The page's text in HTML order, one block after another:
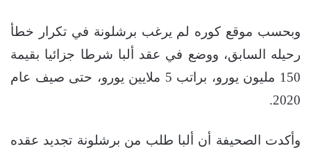
وبحسب موقع كوره لم يرغب برشلونة في تكرار خطأ
رحيله السابق، ووضع في عقد ألبا شرطا جزائيا بقيمة
150 مليون يورو، براتب 5 ملايين يورو، حتى صيف عام
2020.
وأكدت الصحيفة أن ألبا طلب من برشلونة تجديد عقده